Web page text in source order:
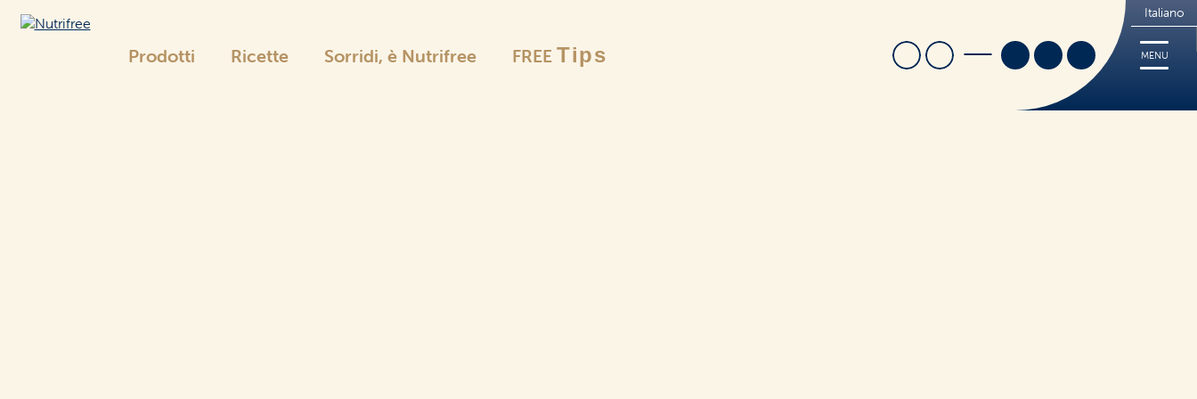
Nutrifree MENU
Italiano
Prodotti Ricette Sorridi, è Nutrifree FREE Tips CercaTrova Negozio